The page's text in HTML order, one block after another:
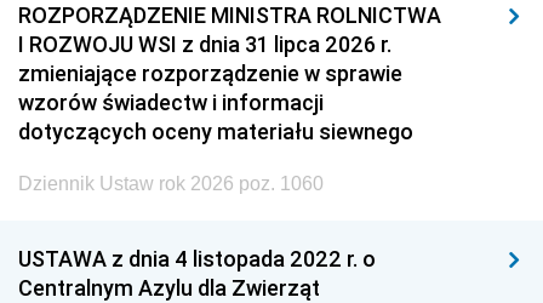
ROZPORZĄDZENIE MINISTRA ROLNICTWA
I ROZWOJU WSI z dnia 31 lipca 2026 r.
zmieniające rozporządzenie w sprawie
wzorów świadectw i informacji
dotyczących oceny materiału siewnego
Dziennik Ustaw rok 2026 poz. 1060
USTAWA z dnia 4 listopada 2022 r. o
Centralnym Azylu dla Zwierząt